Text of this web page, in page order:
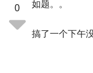
0 如题。。
搞了一个下午